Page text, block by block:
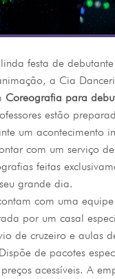
festa de
a Cia
Coreografia para
estão
um acontecimento
com um serviço
feitas
grande dia.
com uma
por um casal
de cruzeiro e aulas
de pacotes
acessíveis. A